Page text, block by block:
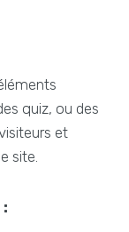
quiz, ou des
et
site.